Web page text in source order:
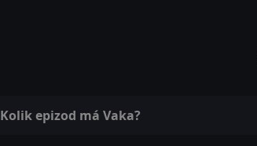
Kolik epizod má Vaka?